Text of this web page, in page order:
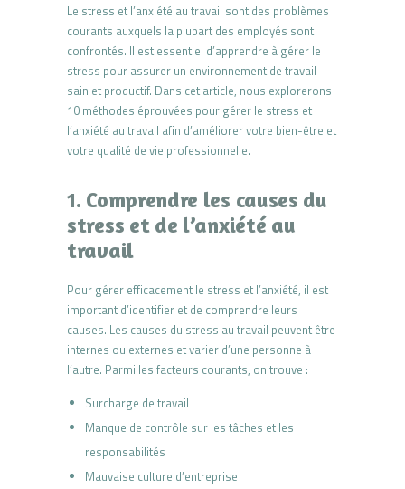
Le stress et l’anxiété au travail sont des problèmes
courants auxquels la plupart des employés sont
confrontés. Il est essentiel d’apprendre à gérer le
stress pour assurer un environnement de travail
sain et productif. Dans cet article, nous explorerons
10 méthodes éprouvées pour gérer le stress et
l’anxiété au travail afin d’améliorer votre bien-être et
votre qualité de vie professionnelle.
1. Comprendre les causes du
stress et de l’anxiété au
travail
Pour gérer efficacement le stress et l’anxiété, il est
important d’identifier et de comprendre leurs
causes. Les causes du stress au travail peuvent être
internes ou externes et varier d’une personne à
l’autre. Parmi les facteurs courants, on trouve :
Surcharge de travail
Manque de contrôle sur les tâches et les
responsabilités
Mauvaise culture d’entreprise